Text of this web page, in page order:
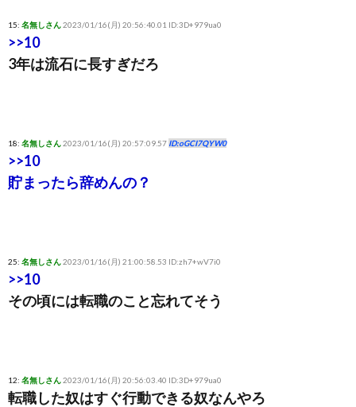
15: 名無しさん2023/01/16(月) 20:56:40.01 ID:3D+979ua0
>>10
3年は流石に長すぎだろ
18: 名無しさん2023/01/16(月) 20:57:09.57 ID:oGCI7QYW0
>>10
貯まったら辞めんの？
25: 名無しさん2023/01/16(月) 21:00:58.53 ID:zh7+wV7i0
>>10
その頃には転職のこと忘れてそう
12: 名無しさん2023/01/16(月) 20:56:03.40 ID:3D+979ua0
転職した奴はすぐ行動できる奴なんやろ